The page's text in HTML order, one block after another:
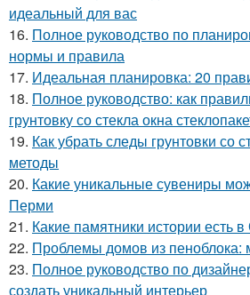
идеальный для вас
16. Полное руководство по
нормы и правила
17. Идеальная планировка: 20
18. Полное руководство: как
грунтовку со стекла окна
19. Как убрать следы грунтовки со
методы
20. Какие уникальные сувениры
Перми
21. Какие памятники истории есть
22. Проблемы домов из пеноблока:
23. Полное руководство по
создать уникальный интерьер